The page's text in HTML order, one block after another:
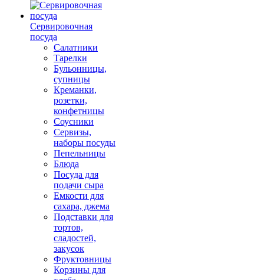
Сервировочная
посуда
Салатники
Тарелки
Бульонницы,
супницы
Креманки,
розетки,
конфетницы
Соусники
Сервизы,
наборы посуды
Пепельницы
Блюда
Посуда для
подачи сыра
Емкости для
сахара, джема
Подставки для
тортов,
сладостей,
закусок
Фруктовницы
Корзины для